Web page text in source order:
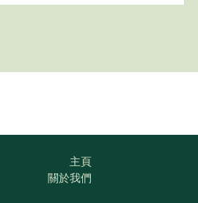
主頁
關於我們